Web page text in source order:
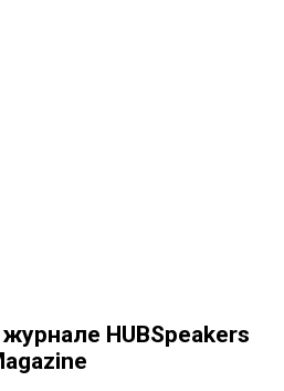
HUBSpeakers